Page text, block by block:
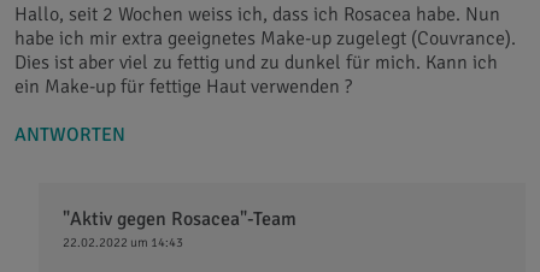
Hallo, seit 2 Wochen weiss ich, dass ich Rosacea habe. Nun
habe ich mir extra geeignetes Make-up zugelegt (Couvrance).
Dies ist aber viel zu fettig und zu dunkel für mich. Kann ich
ein Make-up für fettige Haut verwenden ?
ANTWORTEN
"Aktiv gegen Rosacea"-Team
22.02.2022 um 14:43